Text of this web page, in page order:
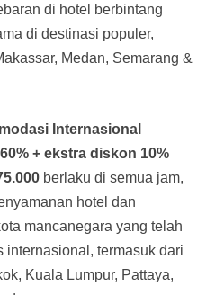
di hotel berbintang
di destinasi populer,
Medan, Semarang &
Internasional
+ ekstra diskon 10%
berlaku di semua jam,
hotel dan
mancanegara yang telah
internasional, termasuk dari
Kuala Lumpur, Pattaya,